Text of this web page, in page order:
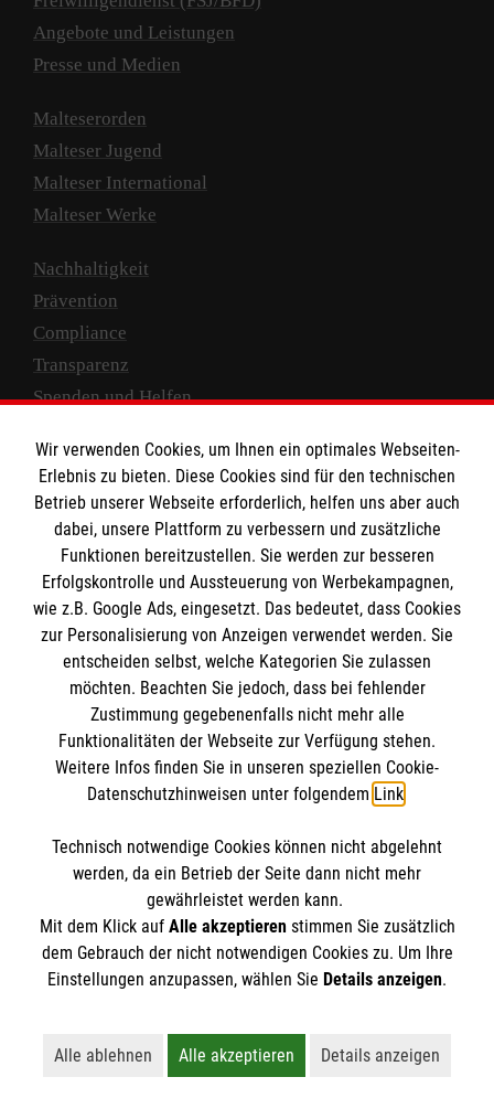
Angebote und Leistungen
Presse und Medien
Malteserorden
Malteser Jugend
Malteser International
Malteser Werke
Nachhaltigkeit
Prävention
Compliance
Transparenz
Spenden und Helfen
Spendenkonto
Empfänger: Malteser Hilfsdienst e.V.
IBAN: DE10 3706 0120 1201 2000 12
BIC: GENODED 1PA7
Newsletter abonnieren
Cookies verwalten|AGB |Impressum|Datenschutz
Barrierefreiheit|Kontakt|Sharepoint
Wir verwenden Cookies, um Ihnen ein optimales Webseiten-
Erlebnis zu bieten. Diese Cookies sind für den technischen
Betrieb unserer Webseite erforderlich, helfen uns aber auch
dabei, unsere Plattform zu verbessern und zusätzliche
Funktionen bereitzustellen. Sie werden zur besseren
Erfolgskontrolle und Aussteuerung von Werbekampagnen,
wie z.B. Google Ads, eingesetzt. Das bedeutet, dass Cookies
zur Personalisierung von Anzeigen verwendet werden. Sie
entscheiden selbst, welche Kategorien Sie zulassen
möchten. Beachten Sie jedoch, dass bei fehlender
Zustimmung gegebenenfalls nicht mehr alle
Funktionalitäten der Webseite zur Verfügung stehen.
Weitere Infos finden Sie in unseren speziellen Cookie-
Datenschutzhinweisen unter folgendem Link.
Technisch notwendige Cookies können nicht abgelehnt
werden, da ein Betrieb der Seite dann nicht mehr
gewährleistet werden kann.
Mit dem Klick auf Alle akzeptierenstimmen Sie zusätzlich
dem Gebrauch der nicht notwendigen Cookies zu. Um Ihre
Einstellungen anzupassen, wählen Sie Details anzeigen.
Alle ablehnen
Lehnt alle nicht-essentiellen Cookies ab
Alle akzeptieren
Akzeptiert alle Cookies
Details anzeigen